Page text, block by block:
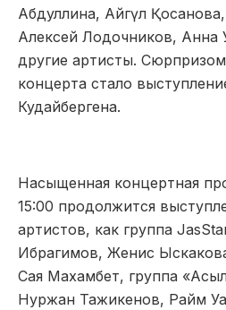
Абдуллина, Айгүл
Алексей Лодочников, Анна
другие артисты.
концерта стало
Кудайбергена.
Насыщенная концертная
15:00 продолжится
артистов, как группа
Ибрагимов, Женис
Сая Махамбет, группа
Нуржан Тажикенов, Райм